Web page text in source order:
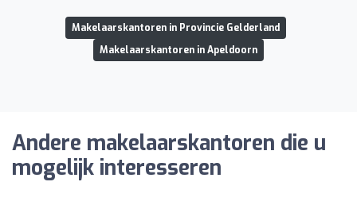
Makelaarskantoren in Provincie Gelderland
Makelaarskantoren in Apeldoorn
Andere makelaarskantoren die u
mogelijk interesseren